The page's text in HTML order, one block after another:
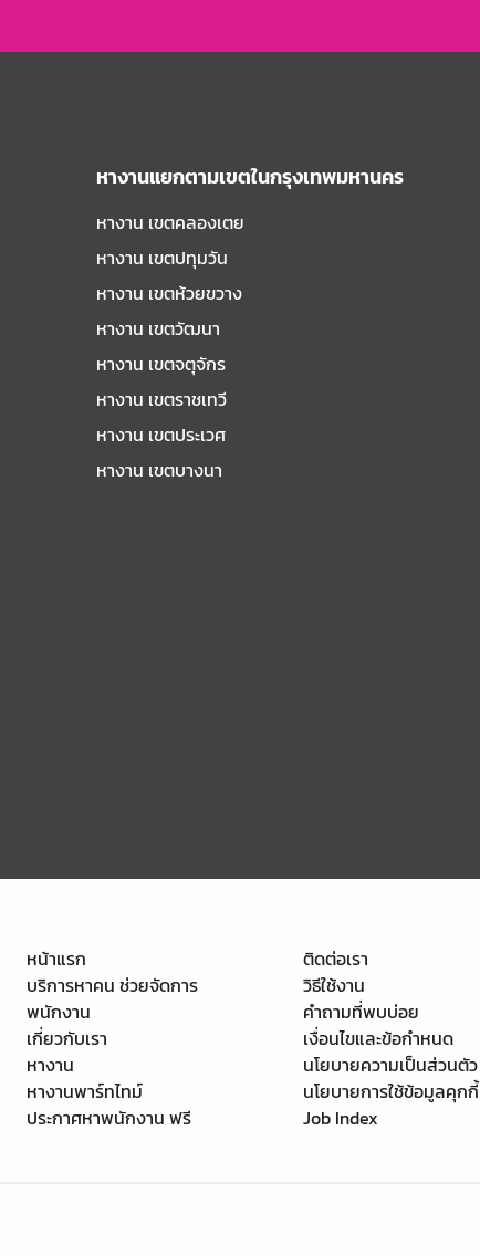
หางานแยกตามเขตในกรุงเทพมหานคร
หางาน เขตคลองเตย
หางาน เขตปทุมวัน
หางาน เขตห้วยขวาง
หางาน เขตวัฒนา
หางาน เขตจตุจักร
หางาน เขตราชเทวี
หางาน เขตประเวศ
หางาน เขตบางนา
หน้าแรก
บริการหาคน ช่วยจัดการ
พนักงาน
เกี่ยวกับเรา
หางาน
หางานพาร์ทไทม์
ประกาศหาพนักงาน ฟรี
ติดต่อเรา
วิธีใช้งาน
คำถามที่พบบ่อย
เงื่อนไขและข้อกำหนด
นโยบายความเป็นส่วนตัว
นโยบายการใช้ข้อมูลคุกกี้
Job Index